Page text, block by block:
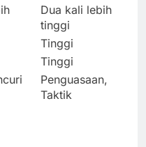
Dua kali lebih
tinggi
Tinggi
Tinggi
Penguasaan,
Taktik